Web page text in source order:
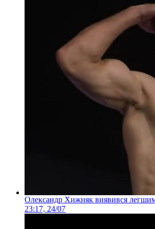
Олександр Хижняк виявився
23:17, 24/07